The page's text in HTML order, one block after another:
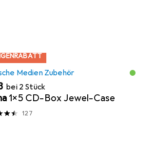
Medien Zubehör
bei 2 Stück
1x5 CD-Box Jewel-Case
127